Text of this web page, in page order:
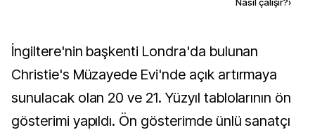
İngiltere'nin başkenti Londra'da bulunan
Christie's Müzayede Evi'nde açık artırmaya
sunulacak olan 20 ve 21. Yüzyıl tablolarının ön
gösterimi yapıldı. Ön gösterimde ünlü sanatçı